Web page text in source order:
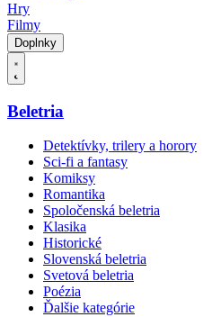
Hry
Filmy
Doplnky
Beletria
Detektívky, trilery a horory
Sci-fi a fantasy
Komiksy
Romantika
Spoločenská beletria
Klasika
Historické
Slovenská beletria
Svetová beletria
Poézia
Ďalšie kategórie